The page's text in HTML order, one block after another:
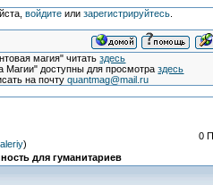
войдитеили зарегистрируйтесь.
магия" читатьздесь
Магии" доступны для просмотраздесь
на почтуquantmag@mail.ru
)
для гуманитариев
0